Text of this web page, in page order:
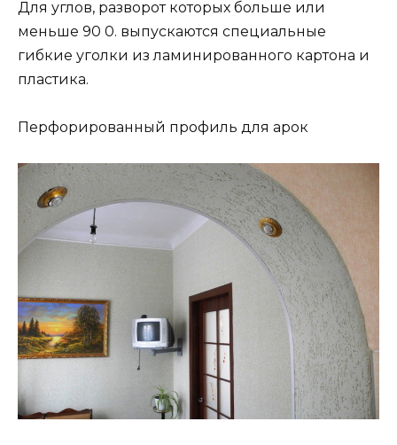
Для углов, разворот которых больше или
меньше 90 0. выпускаются специальные
гибкие уголки из ламинированного картона и
пластика.
Перфорированный профиль для арок